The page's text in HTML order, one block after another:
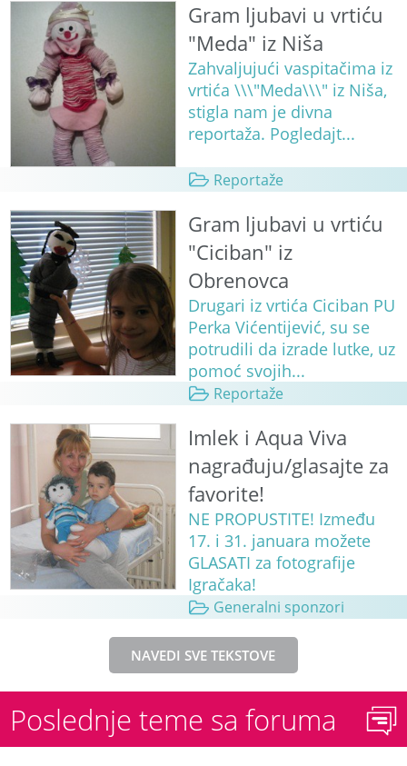
Gram ljubavi u vrtiću
"Meda" iz Niša
Zahvaljujući vaspitačima iz
vrtića \\\"Meda\\\" iz Niša,
stigla nam je divna
reportaža. Pogledajt...
Reportaže
Gram ljubavi u vrtiću
"Ciciban" iz
Obrenovca
Drugari iz vrtića Ciciban PU
Perka Vićentijević, su se
potrudili da izrade lutke, uz
pomoć svojih...
Reportaže
Imlek i Aqua Viva
nagrađuju/glasajte za
favorite!
NE PROPUSTITE! Između
17. i 31. januara možete
GLASATI za fotografije
Igračaka!
Generalni sponzori
NAVEDI SVE TEKSTOVE
Poslednje teme sa foruma